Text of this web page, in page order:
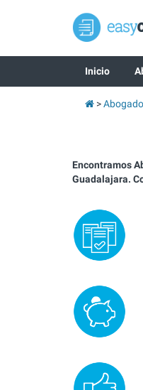
Inicio
Encontramos
Guadalajara.